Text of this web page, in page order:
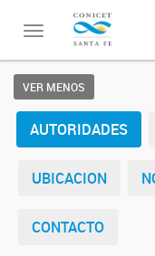
Toggle
VER MENOS
AUTORIDADES
UBICACION
CONTACTO